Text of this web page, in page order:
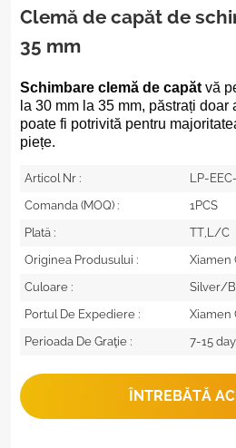
Clemă de capăt de
35 mm
Schimbare clemă de capăt vă
la 30 mm la 35 mm, păstrați
poate fi potrivită pentru
piețe.
Articol Nr :
LP-
Comanda (MOQ) :
1PCS
Plată :
TT,L/C
Originea Produsului :
Xiamen
Culoare :
Silver/
Portul De Expediere :
Xiamen
Perioada De Graţie :
7-15
ÎNTREBĂTĂ